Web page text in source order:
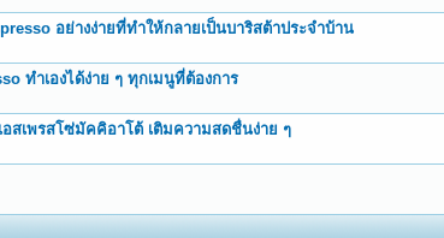
อย่างง่ายที่ทำให้กลายเป็นบาริสต้าประจำบ้าน
0 Vote(s) - 0 out of 5 in Average
1 234 5
ทำเองได้ง่าย ๆ ทุกเมนูที่ต้องการ
0 Vote(s) - 0 out of 5 in Average
สเพรสโซ่มัคคิอาโต้ เติมความสดชื่นง่าย ๆ
0 Vote(s) - 0 out of 5 in Average
1234